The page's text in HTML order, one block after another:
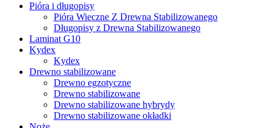
Pióra i długopisy
Pióra Wieczne Z Drewna Stabilizowanego
Długopisy z Drewna Stabilizowanego
Laminat G10
Kydex
Kydex
Drewno stabilizowane
Drewno egzotyczne
Drewno stabilizowane
Drewno stabilizowane hybrydy
Drewno stabilizowane okładki